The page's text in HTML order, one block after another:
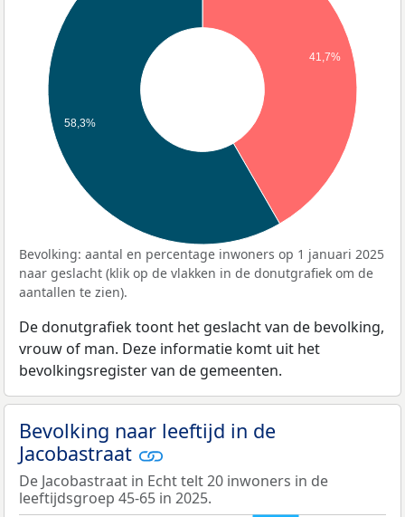
41,7%
58,3%
Bevolking: aantal en percentage inwoners op 1 januari 2025
naar geslacht (klik op de vlakken in de donutgrafiek om de
aantallen te zien).
De donutgrafiek toont het geslacht van de bevolking,
vrouw of man. Deze informatie komt uit het
bevolkingsregister van de gemeenten.
Bevolking naar leeftijd in de
Jacobastraat
De Jacobastraat in Echt telt 20 inwoners in de
leeftijdsgroep 45-65 in 2025.